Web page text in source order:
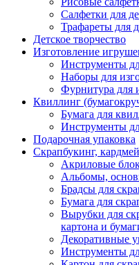
Салфетки для
Трафареты для
Детское творчество
Изготовление
Инструменты
Наборы для
Фурнитура для
Квиллинг
Бумага для
Инструменты
Подарочная упаковка
Скрапбукинг,
Акриловые
Альбомы,
Брадсы для
Бумага для
Вырубки для
картона и
Декоративные
Инструменты